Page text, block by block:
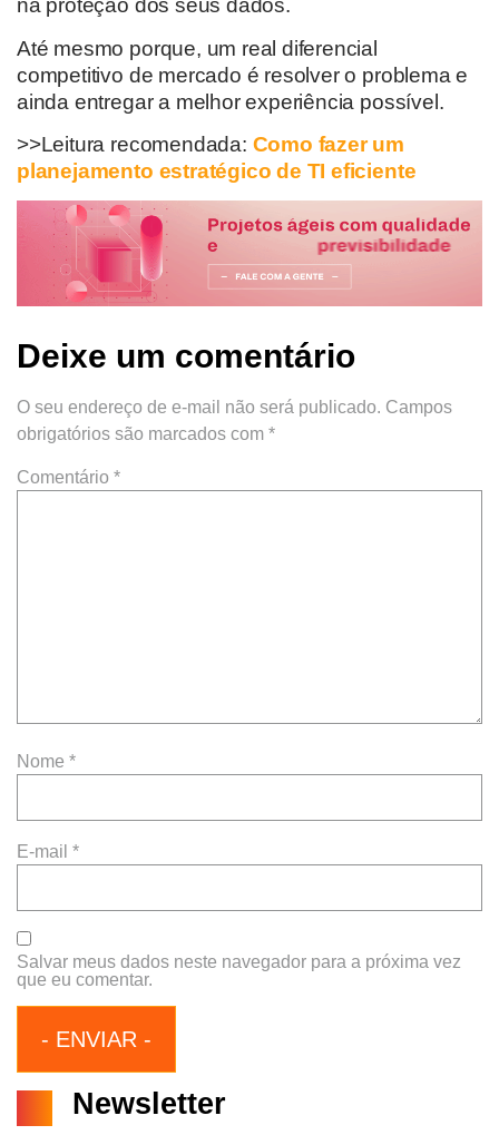
na proteção dos seus dados.
Até mesmo porque, um real diferencial
competitivo de mercado é resolver o problema e
ainda entregar a melhor experiência possível.
>>Leitura recomendada: Como fazer um
planejamento estratégico de TI eficiente
Deixe um comentário
O seu endereço de e-mail não será publicado. Campos
obrigatórios são marcados com *
Comentário *
Nome *
E-mail *
Salvar meus dados neste navegador para a próxima vez
que eu comentar.
Newsletter